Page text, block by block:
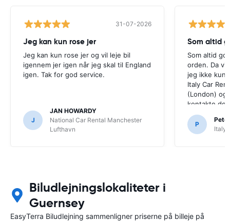
31-07-2026
Jeg kan kun rose jer
Jeg kan kun rose jer og vil leje bil
igennem jer igen når jeg skal til England
igen. Tak for god service.
J
JAN HOWARDY
National Car Rental Manchester
Lufthavn
Som altid
Som altid
orden. Da vi
jeg ikke
Italy Car
(London) og
kontakte
P
Italy
Biludlejningslokaliteter i
Guernsey
EasyTerra Biludlejning sammenligner priserne på billeje på